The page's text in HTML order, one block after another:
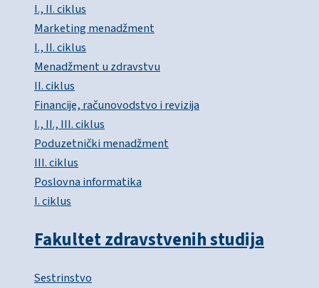
I., II. ciklus
Marketing menadžment
I., II. ciklus
Menadžment u zdravstvu
II. ciklus
Financije, računovodstvo i revizija
I., II., III. ciklus
Poduzetnički menadžment
III. ciklus
Poslovna informatika
I. ciklus
Fakultet zdravstvenih studija
Sestrinstvo